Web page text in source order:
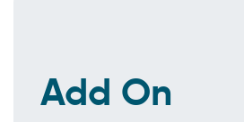
Add On